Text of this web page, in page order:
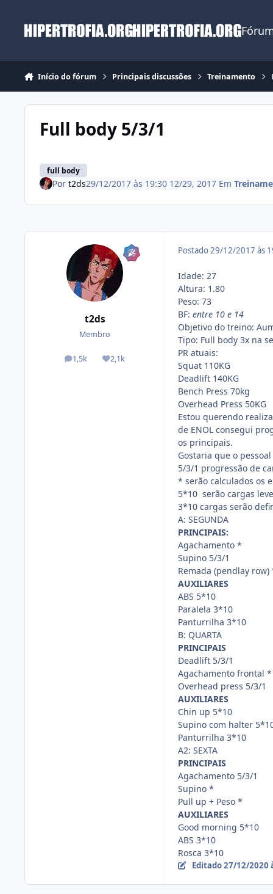
Início do fórum Principais discussões Treinamento
Full body 5/3/1
full body
Por t2ds29/12/2017 às 19:30 12/29, 2017 Em
t2ds
Membro
1,5k
posts 2,1k
Reputação
Postado29/12/2017 às
Idade: 27
Altura: 1.80
Peso: 73
BF: entre 10 e 14
Objetivo do treino:
Tipo: Full body 3x na
PR atuais:
Squat 110KG
Deadlift 140KG
Bench Press 70kg
Overhead Press 50KG
Estou querendo
de ENOL consegui
os principais.
Gostaria que o
5/3/1 progressão de
* serão calculados os
5*10 serão cargas
3*10 cargas serão
A: SEGUNDA
PRINCIPAIS:
Agachamento *
Supino 5/3/1
Remada (pendlay row)
AUXILIARES
ABS 5*10
Paralela 3*10
Panturrilha 3*10
B: QUARTA
PRINCIPAIS
Deadlift 5/3/1
Agachamento frontal *
Overhead press 5/3/1
AUXILIARES
Chin up 5*10
Supino com halter
Panturrilha 3*10
A2: SEXTA
PRINCIPAIS
Agachamento 5/3/1
Supino *
Pull up + Peso *
AUXILIARES
Good morning 5*10
ABS 3*10
Rosca 3*10
Editado27/12/2020